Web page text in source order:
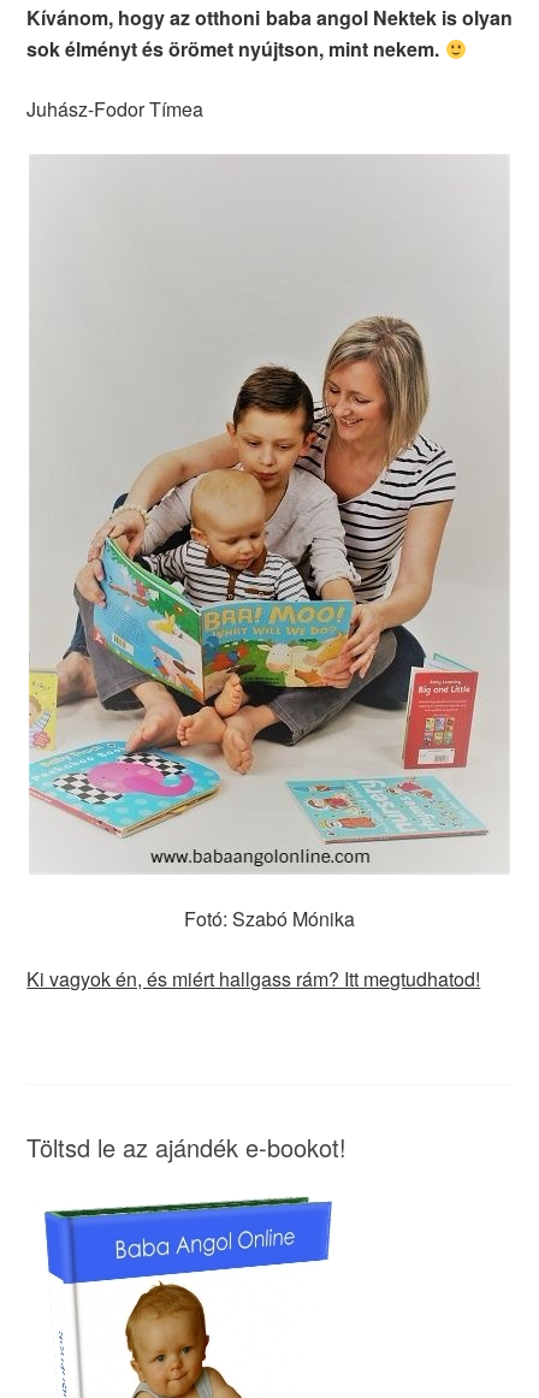
Kívánom, hogy az otthoni baba angol Nektek is olyan
sok élményt és örömet nyújtson, mint nekem.
Juhász-Fodor Tímea
Fotó: Szabó Mónika
Ki vagyok én, és miért hallgass rám? Itt megtudhatod!
Töltsd le az ajándék e-bookot!